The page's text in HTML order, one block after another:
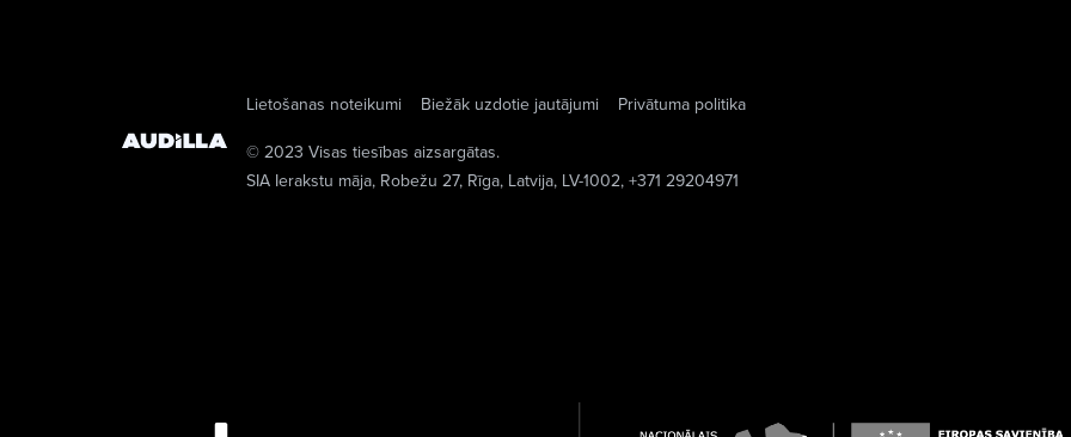
Lietošanas noteikumi Biežāk uzdotie jautājumi
Privātuma politika
© 2023 Visas tiesības aizsargātas.
SIA Ierakstu māja, Robežu 27, Rīga, Latvija, LV-1002, +371 29204971